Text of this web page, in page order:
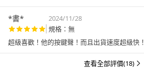
*書* 2024/11/28
規格：無
超級喜歡！他的按鍵聲！而且出貨速度超級快！
查看全部評價(18)